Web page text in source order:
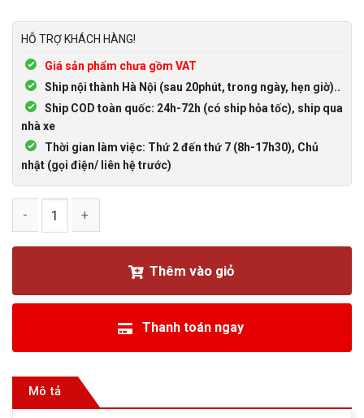
HỖ TRỢ KHÁCH HÀNG!
Giá sản phẩm chưa gồm VAT
Ship nội thành Hà Nội (sau 20phút, trong ngày, hẹn giờ)..
Ship COD toàn quốc: 24h-72h (có ship hỏa tốc), ship qua
nhà xe
Thời gian làm việc: Thứ 2 đến thứ 7 (8h-17h30), Chủ
nhật (gọi điện/ liên hệ trước)
Thêm vào giỏ
Thanh toán ngay
Mô tả